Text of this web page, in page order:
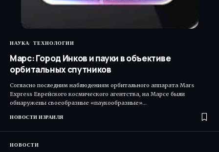
НАУКА ТЕХНОЛОГИИ
Марс: Город Инков и пауки в объективе
орбитальных спутников
Согласно последним наблюдениям орбитального аппарата Mars
Express Еврейского космического агентства, на Марсе были
обнаружены своеобразные «паукообразные»…
НОВОСТИ ИЗРАИЛЯ
НОВОСТИ